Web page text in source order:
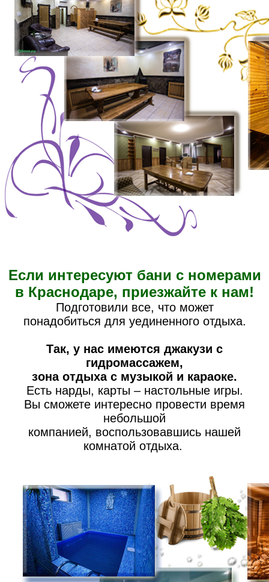
Если интересуют бани с номерами
в Краснодаре, приезжайте к нам!
Подготовили все, что может
понадобиться для уединенного отдыха.
Так, у нас имеются джакузи с
гидромассажем,
зона отдыха с музыкой и караоке.
Есть нарды, карты – настольные игры.
Вы сможете интересно провести время
небольшой
компанией, воспользовавшись нашей
комнатой отдыха.